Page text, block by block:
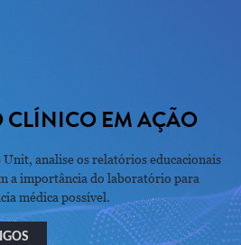
CLÍNICO EM AÇÃO
analise os relatórios educacionais
a importância do laboratório para
médica possível.